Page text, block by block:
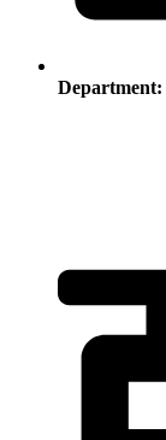
Department: